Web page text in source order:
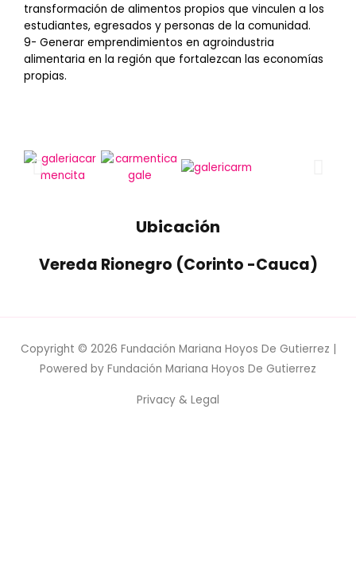
transformación de alimentos propios que vinculen a los
estudiantes, egresados y personas de la comunidad.
9- Generar emprendimientos en agroindustria
alimentaria en la región que fortalezcan las economías
propias.
Ubicación
Vereda Rionegro (Corinto -Cauca)
Copyright © 2026 Fundación Mariana Hoyos De Gutierrez |
Powered by Fundación Mariana Hoyos De Gutierrez
Privacy & Legal